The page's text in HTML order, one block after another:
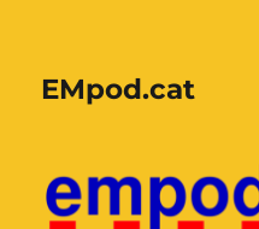
EMpod.cat